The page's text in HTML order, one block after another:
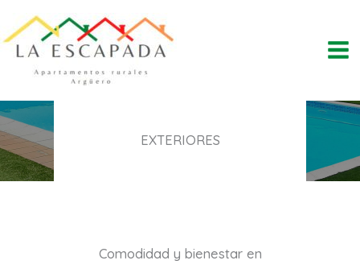
contenido
EXTERIORES
Comodidad y bienestar en